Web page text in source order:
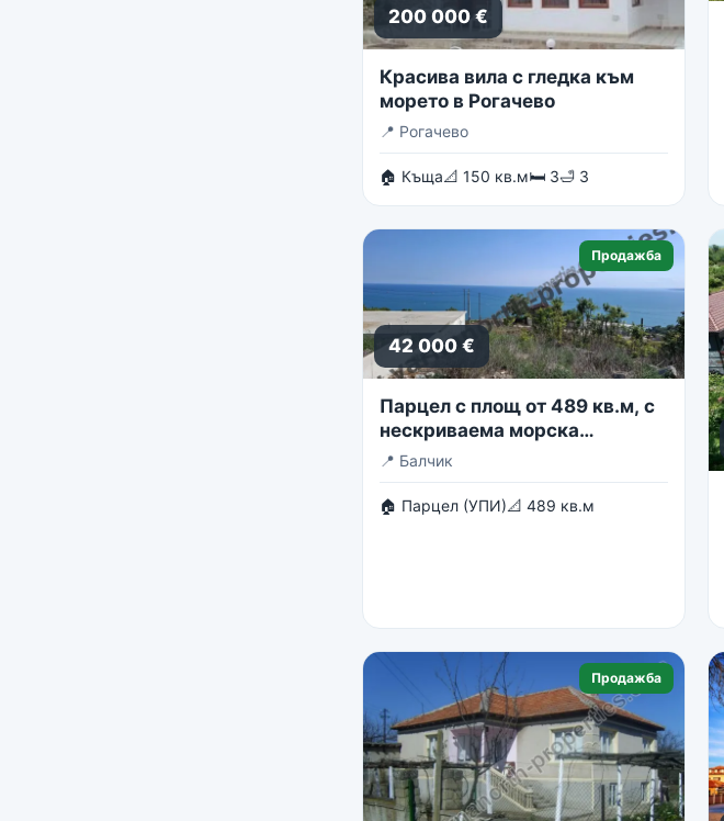
200 000 €
Красива вила с гледка към
морето в Рогачево
📍 Рогачево
🏠 Къща📐 150 кв.м🛏 3🛁 3
Продажба
42 000 €
Парцел с площ от 489 кв.м, с
нескриваема морска
панорама
📍 Балчик
🏠 Парцел (УПИ)📐 489 кв.м
Продажба